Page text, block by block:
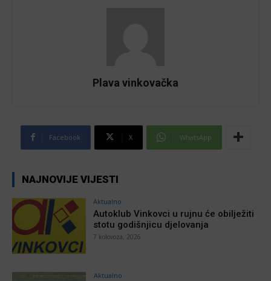
Plava vinkovačka
Facebook X WhatsApp
NAJNOVIJE VIJESTI
Aktualno
Autoklub Vinkovci u rujnu će obilježiti
stotu godišnjicu djelovanja
7 kolovoza, 2026
Aktualno